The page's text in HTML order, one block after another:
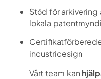
Stöd för arkivering
lokala
industridesign
Vårt team kan